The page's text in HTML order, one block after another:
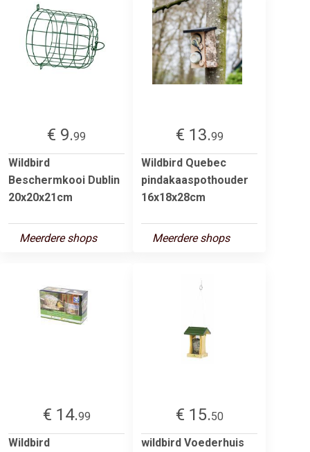
€ 9.99
Wildbird
Beschermkooi Dublin
20x20x21cm
Meerdere shops
€ 13.99
Wildbird Quebec
pindakaaspothouder
16x18x28cm
Meerdere shops
€ 14.99
Wildbird
€ 15.50
wildbird Voederhuis